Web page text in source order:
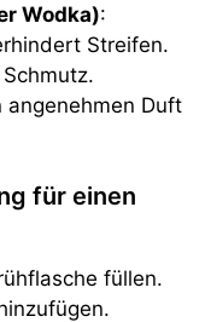
Wodka):
Streifen.
angenehmen Duft
für einen
füllen.